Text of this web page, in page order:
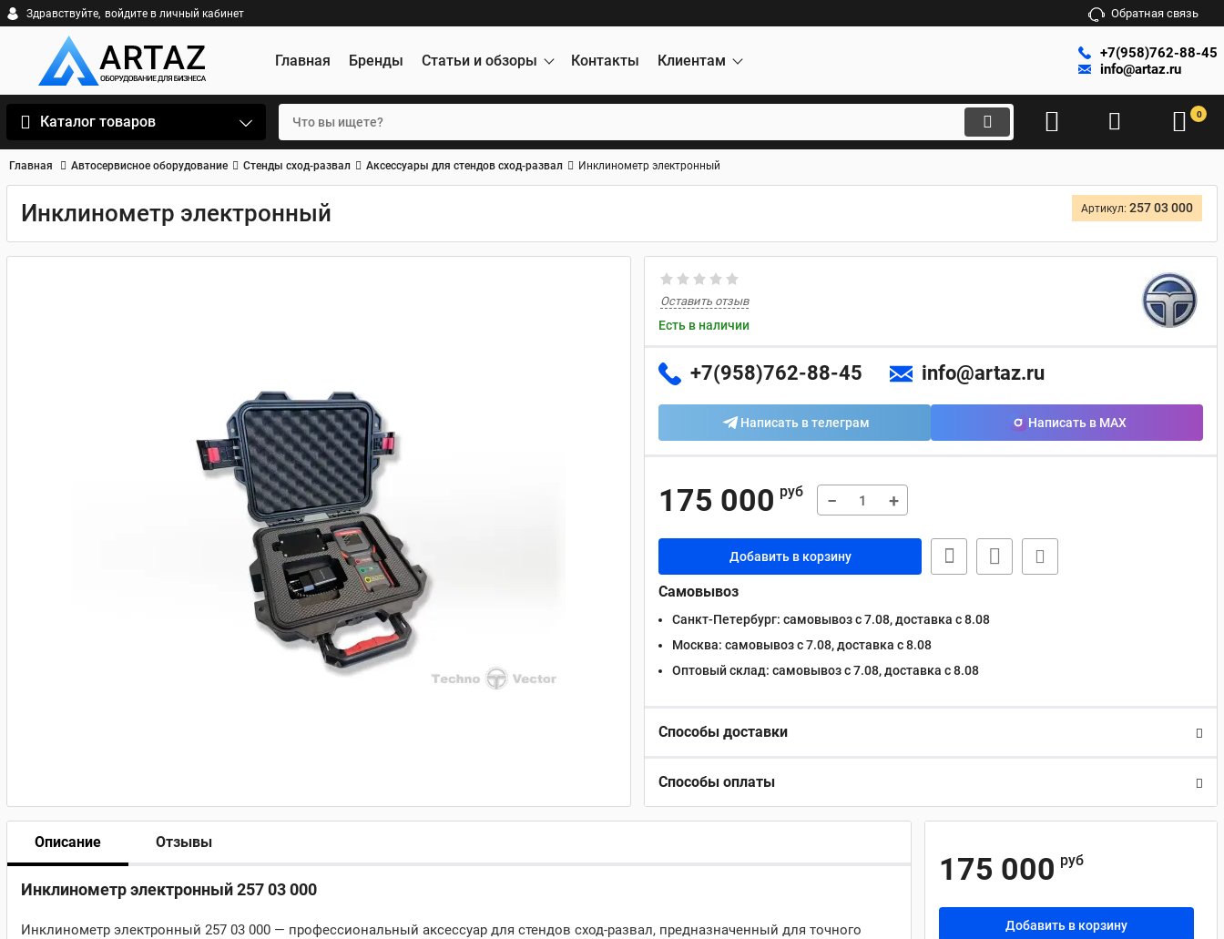
Здравствуйте, войдите в личный кабинет Обратная связь
Главная Бренды Статьи и обзоры Контакты Клиентам
+7(958)762-88-45
info@artaz.ru
Каталог товаров 0
Главная Автосервисное оборудование Стенды сход-развал Аксессуары для стендов сход-развал Инклинометр электронный
Инклинометр электронный Артикул: 257 03 000
Оставить отзыв
Есть в наличии
+7(958)762-88-45 info@artaz.ru
Написать в телеграм Написать в MAX
175 000 руб − +
Добавить в корзину
Самовывоз
Санкт-Петербург: самовывоз с 7.08, доставка c 8.08
Москва: самовывоз с 7.08, доставка c 8.08
Оптовый склад: самовывоз с 7.08, доставка c 8.08
Способы доставки
Способы оплаты
Описание Отзывы
Инклинометр электронный 257 03 000
Инклинометр электронный 257 03 000 — профессиональный аксессуар для стендов сход-развал, предназначенный для точного
175 000 руб
Добавить в корзину